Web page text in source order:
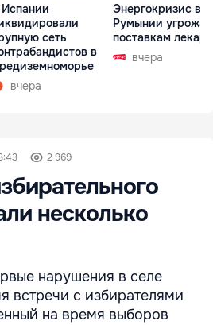
сеть
в
вчера
Энергокризис в
Румынии
поставкам
вчера
2 969
несколько
нарушения в селе
встречи с избирателями
на время выборов